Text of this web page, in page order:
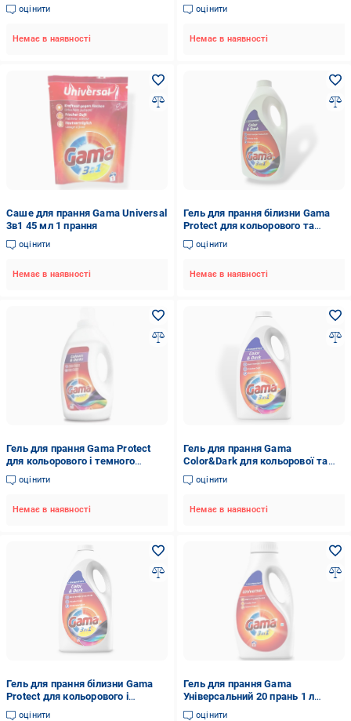
ароматом цитруса 2,2 л
оцінити
Немає в наявності
безфосфатний
оцінити
Немає в наявності
Саше для прання Gama Universal
3в1 45 мл 1 прання
оцінити
Немає в наявності
Гель для прання білизни Gama
Protect для кольорового та
темного одягу 100 прань 5 л
оцінити
Немає в наявності
Гель для прання Gama Protect
для кольорового і темного
білизни 1200 мл 24 прання
оцінити
Немає в наявності
Гель для прання Gama
Color&Dark для кольорової та
темної білизни 3,735 л 83 прання
оцінити
Немає в наявності
Гель для прання білизни Gama
Protect для кольорового і
темного 83 прання 4,15 л
оцінити
Гель для прання Gama
Універсальний 20 прань 1 л
(818687)
оцінити